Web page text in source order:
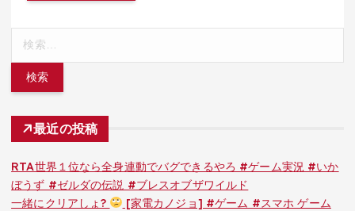
最近の投稿
RTA世界１位なら全身連動でバグできるやろ #ゲーム実況 #いか
ぼうず #ゼルダの伝説 #ブレスオブザワイルド
一緒にクリアしょ?
[家電カノジョ] #ゲーム #スマホ ゲーム